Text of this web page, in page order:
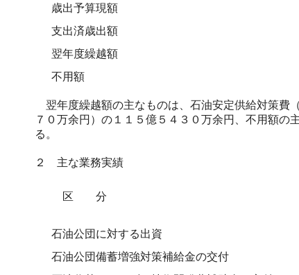
歳出予算現額
支出済歳出額
翌年度繰越額
不用額
翌年度繰越額の主なものは、石油安定供給対策費
７０万余円）の１１５億５４３０万余円、不用額
る。
２ 主な業務実績
区 分
石油公団に対する出資
石油公団備蓄増強対策補給金の交付